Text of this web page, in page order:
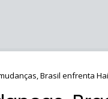
Brasil enfrenta